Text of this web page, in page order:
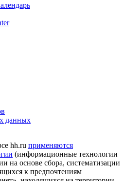
данных
hh.ru применяются
(информационные технологии
на основе сбора, систематизации
к предпочтениям